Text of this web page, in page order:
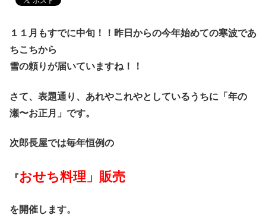
１１月もすでに中旬！！昨日からの今年始めての寒波であ
ちこちから
雪の頼りが届いていますね！！
さて、表題通り、あれやこれやとしているうちに「年の
瀬〜お正月」です。
次郎長屋では毎年恒例の
『おせち料理」販売
を開催します。